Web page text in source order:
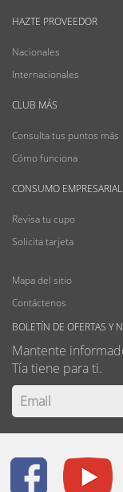
HAZTE PROVEEDOR
Nacionales
Internacionales
CLUB MÁS
Consulta tus puntos más
Cómo funciona
CONSUMO EMPRESARIAL
Revisa tu cupo
Solicita tarjeta
Mapa del sitio
Contáctenos
BOLETÍN DE OFERTAS Y
Mantente
Tía tiene para ti.